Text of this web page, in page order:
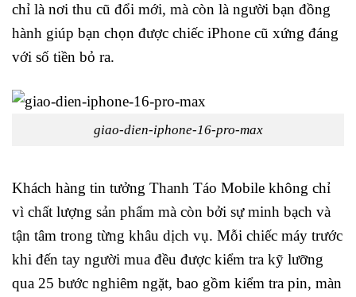
chỉ là nơi thu cũ đổi mới, mà còn là người bạn đồng
hành giúp bạn chọn được chiếc iPhone cũ xứng đáng
với số tiền bỏ ra.
giao-dien-iphone-16-pro-max
Khách hàng tin tưởng Thanh Táo Mobile không chỉ
vì chất lượng sản phẩm mà còn bởi sự minh bạch và
tận tâm trong từng khâu dịch vụ. Mỗi chiếc máy trước
khi đến tay người mua đều được kiểm tra kỹ lưỡng
qua 25 bước nghiêm ngặt, bao gồm kiểm tra pin, màn